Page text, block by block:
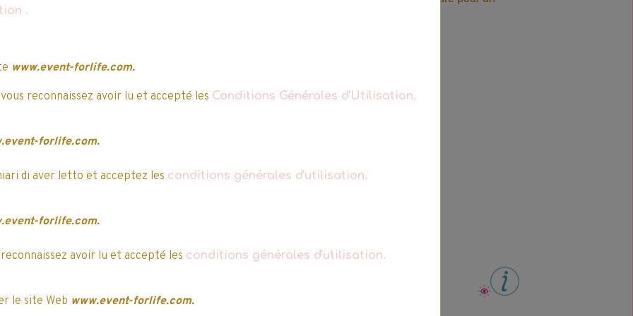
après, la validation
.
www.event-forlife.com.
reconnaissez avoir lu et accepté les Conditions Générales d'Utilisation.
forlife.com.
di aver letto et acceptez les conditions générales d'utilisation.
forlife.com.
avoir lu et accepté les conditions générales d'utilisation.
le site Web www.event-forlife.com.